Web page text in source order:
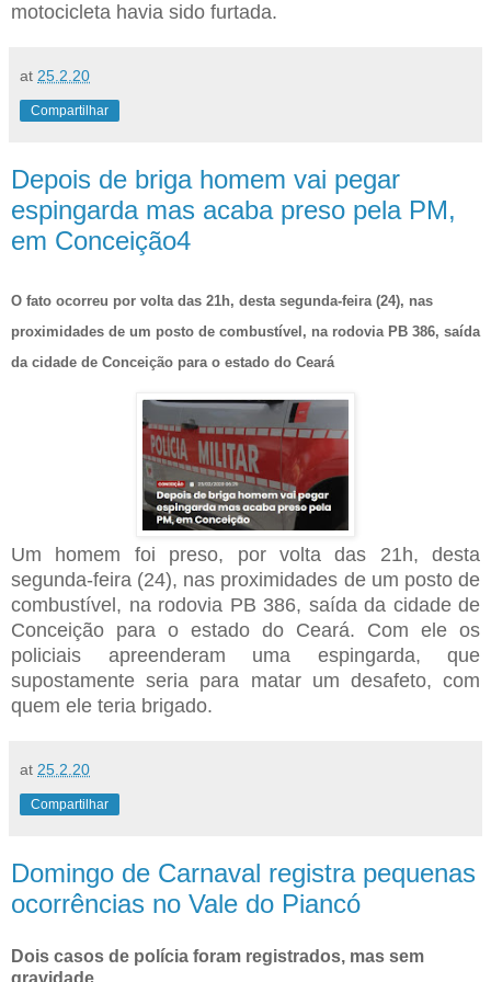
motocicleta havia sido furtada.
at 25.2.20
Compartilhar
Depois de briga homem vai pegar
espingarda mas acaba preso pela PM,
em Conceição4
O fato ocorreu por volta das 21h, desta segunda-feira (24), nas
proximidades de um posto de combustível, na rodovia PB 386, saída
da cidade de Conceição para o estado do Ceará
Um homem foi preso, por volta das 21h, desta
segunda-feira (24), nas proximidades de um posto de
combustível, na rodovia PB 386, saída da cidade de
Conceição para o estado do Ceará. Com ele os
policiais apreenderam uma espingarda, que
supostamente seria para matar um desafeto, com
quem ele teria brigado.
at 25.2.20
Compartilhar
Domingo de Carnaval registra pequenas
ocorrências no Vale do Piancó
Dois casos de polícia foram registrados, mas sem
gravidade.